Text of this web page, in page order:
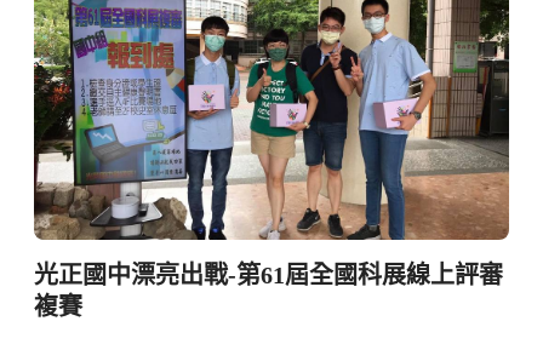
光正國中漂亮出戰-第61屆全國科展線上評審
複賽